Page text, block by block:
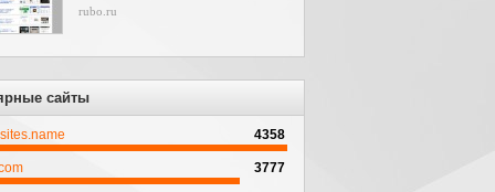
rubo.ru
сайты
4358
3777